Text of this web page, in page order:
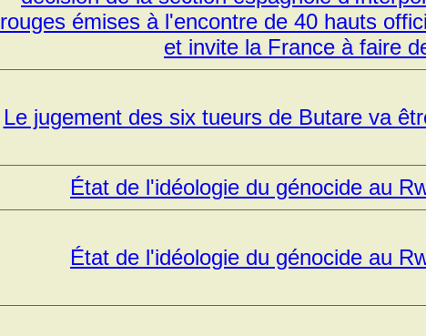
rouges émises à l'encontre de 40 hauts
et invite la France à faire
Le jugement des six tueurs de Butare va
État de l'idéologie du génocide au
État de l'idéologie du génocide au